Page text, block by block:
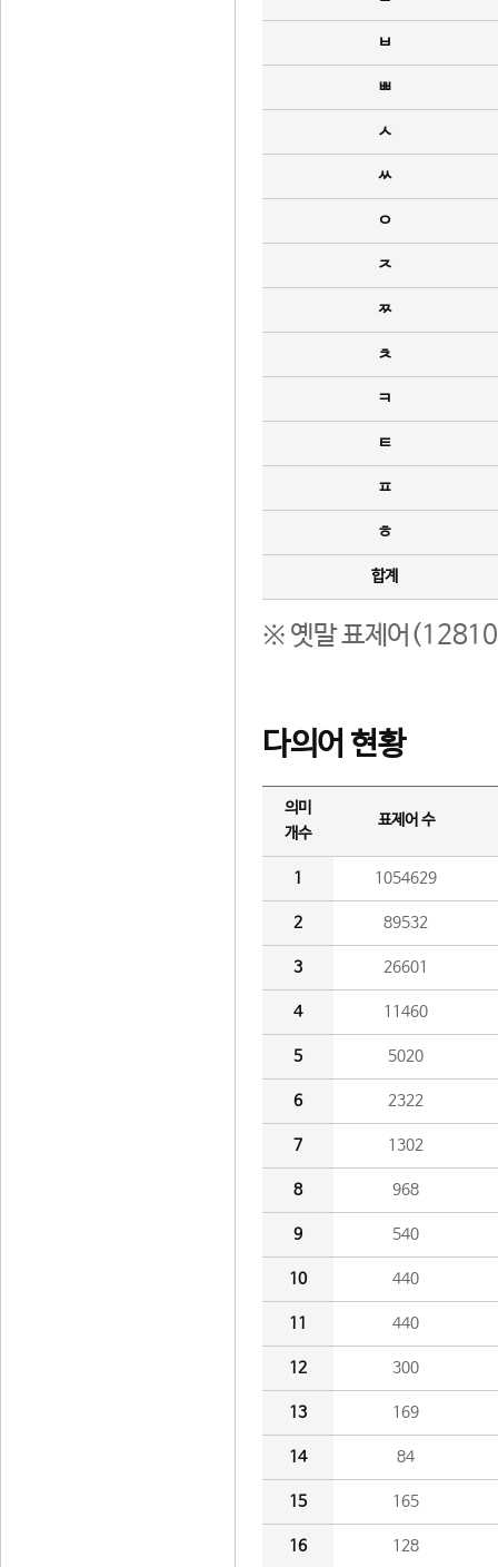
ㅂ
ㅃ
ㅅ
ㅆ
ㅇ
ㅈ
ㅉ
ㅊ
ㅋ
ㅌ
ㅍ
ㅎ
합계
※ 옛말 표제어(12810
다의어 현황
의미
개수
표제어 수
1 1054629
2 89532
3 26601
4 11460
5 5020
6 2322
7 1302
8 968
9 540
10 440
11 440
12 300
13 169
14 84
15 165
16 128